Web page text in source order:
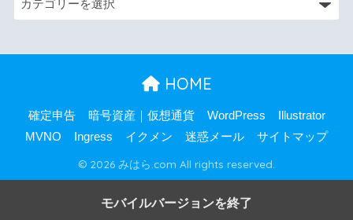
HOME
確定申告 暗号資産｜仮想通貨 WordPress
Illustrator
MVNO
Ingress イクメン 迷惑メール サイトマップ
© 2026 みはら.com All rights reserved.
モバイルバージョンを終了